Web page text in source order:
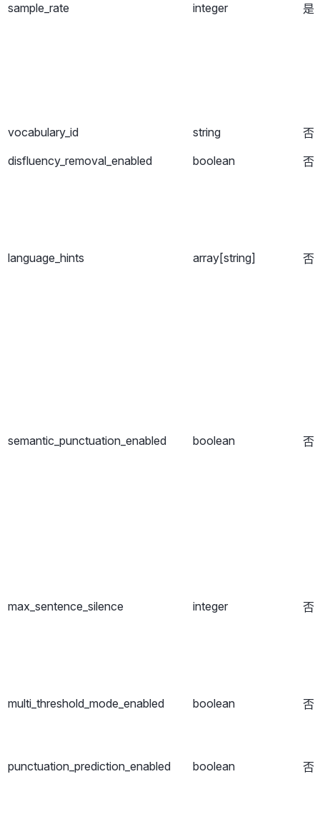
sample_rate integer 是
vocabulary_id string
否
disfluency_removal_enabled
boolean 否
language_hints array[string] 否
semantic_punctuation_enabled boolean 否
max_sentence_silence integer 否
multi_threshold_mode_enabled boolean 否
punctuation_prediction_enabled boolean 否